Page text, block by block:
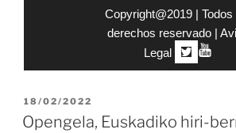
Copyright@2019 | Todos
derechos reservado |
Legal
18/02/2022
Opengela, Euskadiko hiri-